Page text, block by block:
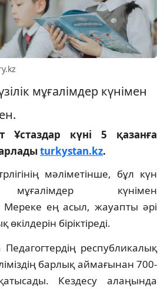
мұғалімдер күнімен
күні 5 қазанға
turkystan.kz.
мәліметінше, бұл күн
мұғалімдер күнімен
Мереке ең асыл, жауапты әрі
біріктіреді.
республикалық
барлық аймағынан 700-
Кездесу алаңында